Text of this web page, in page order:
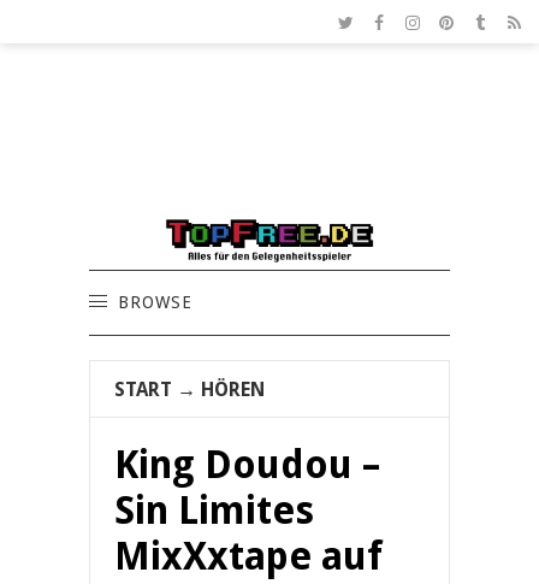
BROWSE
START → HÖREN
King Doudou –
Sin Limites
MixXxtape auf